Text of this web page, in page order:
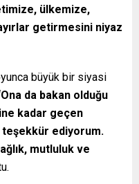
ülkemize,
getirmesini niyaz
büyük bir siyasi
da bakan olduğu
kadar geçen
ediyorum.
mutluluk ve